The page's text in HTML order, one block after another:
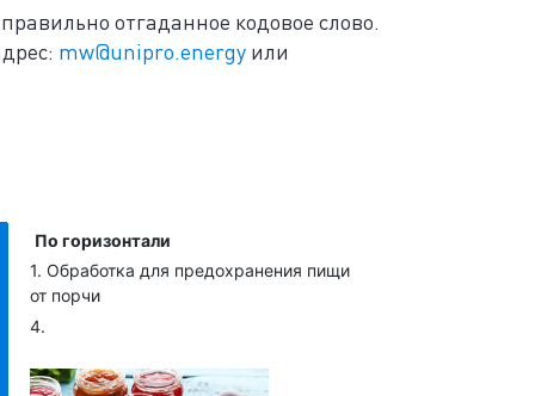
отгаданное кодовое слово.
mw@unipro.energy или
По горизонтали
Обработка для предохранения пищи
от порчи